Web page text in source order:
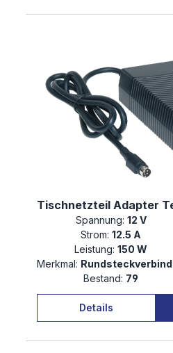
Tischnetzteil Adapter
Spannung: 12 V
Strom: 12.5 A
Leistung: 150 W
Merkmal:
Bestand: 79
Details